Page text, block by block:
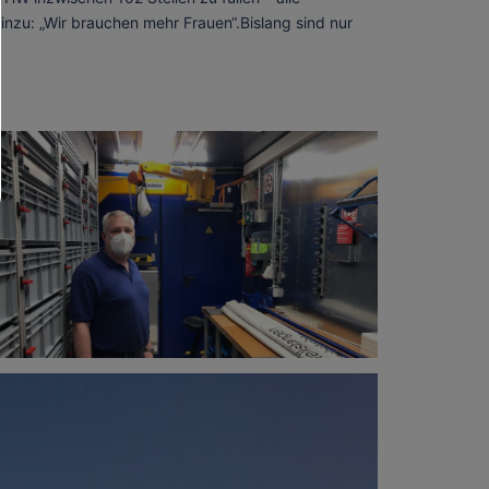
„Wir brauchen mehr Frauen“.Bislang sind nur